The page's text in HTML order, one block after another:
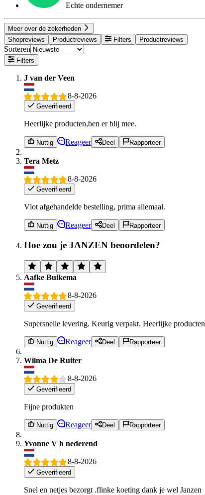
Echte ondernemer
Meer over de zekerheden
Shopreviews
Productreviews Filters Productreviews
Sorteren
Filters
J van der Veen
8-8-2026
Geverifieerd
Heerlijke producten,ben er blij mee.
Nuttig Reageer Deel Rapporteer
Tera Metz
8-8-2026
Geverifieerd
Vlot afgehandelde bestelling, prima allemaal.
Nuttig Reageer Deel Rapporteer
Hoe zou je JANZEN beoordelen?
Aafke Buikema
8-8-2026
Geverifieerd
Supersnelle levering. Keurig verpakt. Heerlijke producten
Nuttig Reageer Deel Rapporteer
Wilma De Ruiter
8-8-2026
Geverifieerd
Fijne produkten
Nuttig Reageer Deel Rapporteer
Yvonne V h nederend
8-8-2026
Geverifieerd
Snel en netjes bezorgt .flinke koeting dank je wel Janzen